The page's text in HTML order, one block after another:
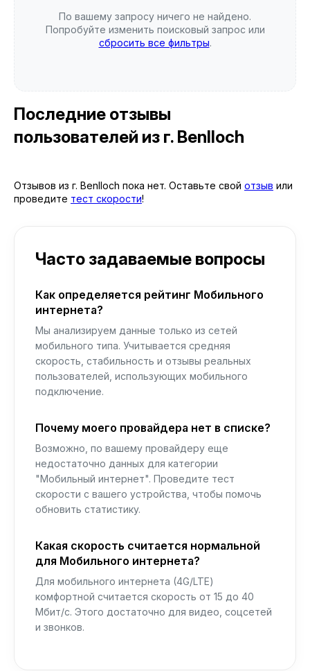
По вашему запросу ничего не найдено.
Попробуйте изменить поисковый запрос или
сбросить все фильтры.
Последние отзывы
пользователей из г. Benlloch
Отзывов из г. Benlloch пока нет. Оставьте свой отзыв или
проведите тест скорости!
Часто задаваемые вопросы
Как определяется рейтинг Мобильного
интернета?
Мы анализируем данные только из сетей
мобильного типа. Учитывается средняя
скорость, стабильность и отзывы реальных
пользователей, использующих мобильного
подключение.
Почему моего провайдера нет в списке?
Возможно, по вашему провайдеру еще
недостаточно данных для категории
"Мобильный интернет". Проведите тест
скорости с вашего устройства, чтобы помочь
обновить статистику.
Какая скорость считается нормальной
для Мобильного интернета?
Для мобильного интернета (4G/LTE)
комфортной считается скорость от 15 до 40
Мбит/с. Этого достаточно для видео, соцсетей
и звонков.